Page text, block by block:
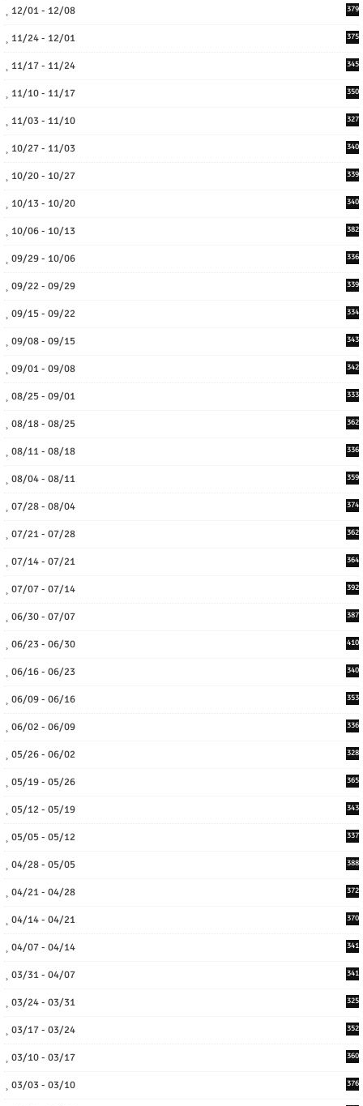
12/01 - 12/08 379
11/24 - 12/01 375
11/17 - 11/24 345
11/10 - 11/17 350
11/03 - 11/10 327
10/27 - 11/03 340
10/20 - 10/27 339
10/13 - 10/20 340
10/06 - 10/13 382
09/29 - 10/06 336
09/22 - 09/29 339
09/15 - 09/22 334
09/08 - 09/15 343
09/01 - 09/08 342
08/25 - 09/01 333
08/18 - 08/25 362
08/11 - 08/18 336
08/04 - 08/11 359
07/28 - 08/04 374
07/21 - 07/28 362
07/14 - 07/21 364
07/07 - 07/14 392
06/30 - 07/07 387
06/23 - 06/30 410
06/16 - 06/23 340
06/09 - 06/16 353
06/02 - 06/09 336
05/26 - 06/02 328
05/19 - 05/26 365
05/12 - 05/19 343
05/05 - 05/12 337
04/28 - 05/05 388
04/21 - 04/28 372
04/14 - 04/21 370
04/07 - 04/14 341
03/31 - 04/07 341
03/24 - 03/31 325
03/17 - 03/24 352
03/10 - 03/17 360
03/03 - 03/10 376